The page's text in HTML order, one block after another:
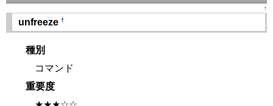
↑
unfreeze †
種別
コマンド
重要度